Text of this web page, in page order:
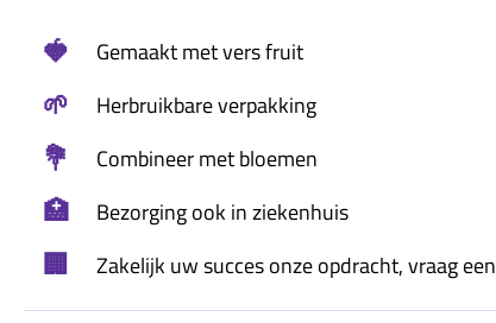
🍓 Gemaakt met vers fruit
🌱 Herbruikbare verpakking
💐 Combineer met bloemen
🏥 Bezorging ook in ziekenhuis
🏢 Zakelijk uw succes onze opdracht, vraag een